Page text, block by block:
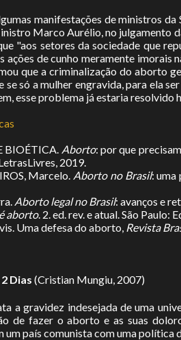
manifestações de ministros
Marco Aurélio, no julgamento
"aos setores da sociedade que
ações de cunho meramente
que a criminalização do aborto
se só a mulher engravida, para ela
esse problema já estaria resolvido
BIOÉTICA. Aborto: por que
2019.
Marcelo. Aborto no Brasil: uma
Aborto legal no Brasil: avanços e
aborto. 2. ed. rev. e atual. São Paulo:
Uma defesa do aborto, Revista
Dias (Cristian Mungiu, 2007)
a gravidez indesejada de uma
de fazer o aborto e as suas
um país comunista com uma política